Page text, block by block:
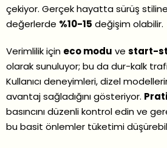
çekiyor. Gerçek hayatta sürüş
değerlerde %10-15 değişim olabilir.
Verimlilik için eco modu ve start-
olarak sunuluyor; bu da dur-kalk
Kullanıcı deneyimleri, dizel
avantaj sağladığını gösteriyor.
basıncını düzenli kontrol edin ve
bu basit önlemler tüketimi